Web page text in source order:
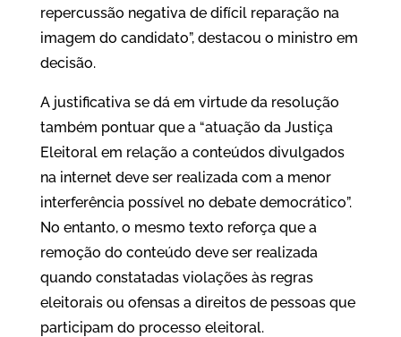
repercussão negativa de difícil reparação na
imagem do candidato”, destacou o ministro em
decisão.
A justificativa se dá em virtude da resolução
também pontuar que a “atuação da Justiça
Eleitoral em relação a conteúdos divulgados
na internet deve ser realizada com a menor
interferência possível no debate democrático”.
No entanto, o mesmo texto reforça que a
remoção do conteúdo deve ser realizada
quando constatadas violações às regras
eleitorais ou ofensas a direitos de pessoas que
participam do processo eleitoral.